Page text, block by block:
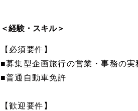
＜経験・スキル＞
【必須要件】
■募集型企画旅行の営業・事務の実
■普通自動車免許
【歓迎要件】